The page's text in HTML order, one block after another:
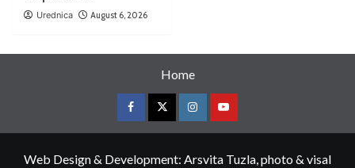
Urednica August 6, 2026
Home
Web Design & Development: Arsvita Tuzla, photo & visal